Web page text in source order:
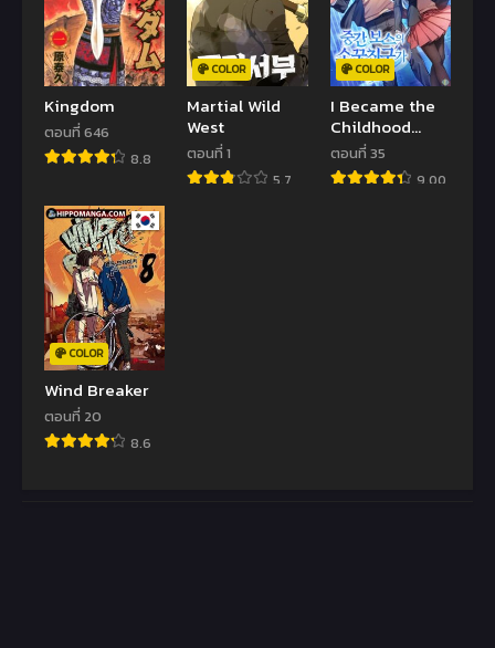
Kingdom
ตอนที่ 646
8.8
COLOR
Martial Wild
West
ตอนที่ 1
5.7
COLOR
I Became the
Childhood
Friend of the
Middle Boss
ตอนที่ 35
9.00
COLOR
Wind Breaker
ตอนที่ 20
8.6